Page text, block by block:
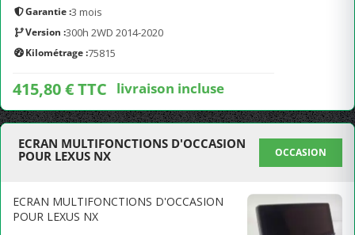
Garantie :3 mois
Version :300h 2WD 2014-2020
Kilométrage :75815
415,80 € TTC livraison incluse
ECRAN MULTIFONCTIONS D'OCCASION
POUR LEXUS NX
OCCASION
ECRAN MULTIFONCTIONS D'OCCASION
POUR LEXUS NX